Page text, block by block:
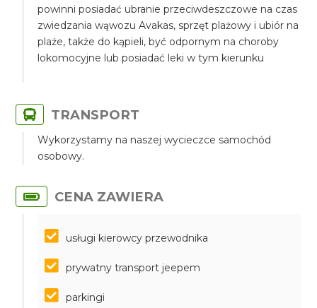
powinni posiadać ubranie przeciwdeszczowe na czas
zwiedzania wąwozu Avakas, sprzęt plażowy i ubiór na
plaże, także do kąpieli, być odpornym na choroby
lokomocyjne lub posiadać leki w tym kierunku
TRANSPORT
Wykorzystamy na naszej wycieczce samochód
osobowy.
CENA ZAWIERA
usługi kierowcy przewodnika
prywatny transport jeepem
parkingi